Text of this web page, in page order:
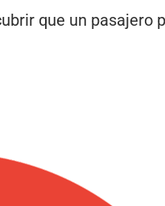
que un pasajero